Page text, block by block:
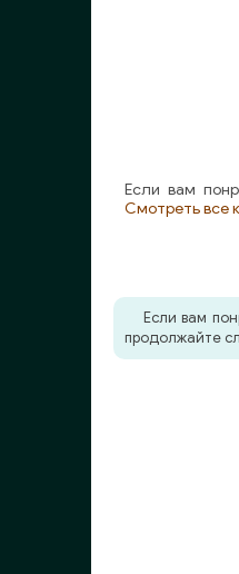
Если вам
Смотреть все
Если вам
продолжайте